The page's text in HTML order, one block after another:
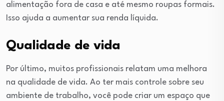
alimentação fora de casa e até mesmo roupas formais.
Isso ajuda a aumentar sua renda líquida.
Qualidade de vida
Por último, muitos profissionais relatam uma melhora
na qualidade de vida. Ao ter mais controle sobre seu
ambiente de trabalho, você pode criar um espaço que